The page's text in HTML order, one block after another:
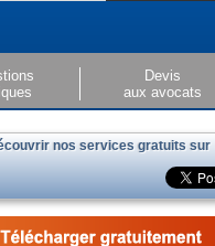
Devis
aux avocats
nos services gratuits sur